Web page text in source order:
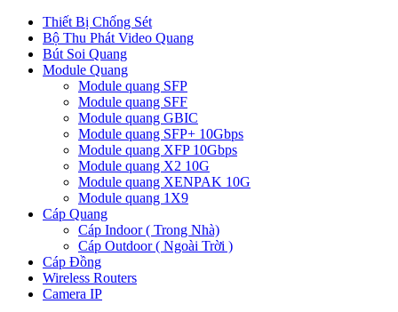
Thiết Bị Chống Sét
Bộ Thu Phát Video Quang
Bút Soi Quang
Module Quang
Module quang SFP
Module quang SFF
Module quang GBIC
Module quang SFP+ 10Gbps
Module quang XFP 10Gbps
Module quang X2 10G
Module quang XENPAK 10G
Module quang 1X9
Cáp Quang
Cáp Indoor ( Trong Nhà)
Cáp Outdoor ( Ngoài Trời )
Cáp Đồng
Wireless Routers
Camera IP